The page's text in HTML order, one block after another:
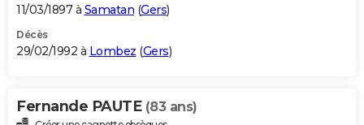
11/03/1897 à Samatan (Gers)
Décès
29/02/1992 à Lombez (Gers)
Fernande PAUTE (83 ans)